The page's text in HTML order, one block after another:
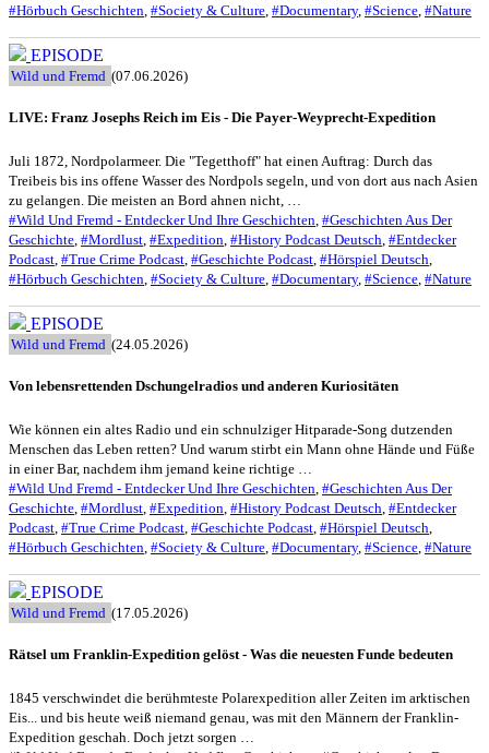
#Hörbuch Geschichten #Society & Culture #Documentary, #Science #Nature
EPISODE
Wild und Fremd (07.06.2026)
LIVE: Franz Josephs Reich im Eis - Die Payer-Weyprecht-Expedition
Juli 1872, Nordpolarmeer. Die "Tegetthoff" hat einen Auftrag: Durch das
Treibeis bis ins offene Wasser des Nordpols segeln, und von dort aus nach Asien
zu gelangen. Die meisten an Bord ahnen nicht, …
#Wild Und Fremd - Entdecker Und Ihre Geschichten, #Geschichten Aus Der
Geschichte, #Mordlust, #Expedition, #History Podcast Deutsch, #Entdecker
Podcast, #True Crime Podcast, #Geschichte Podcast, #Hörspiel Deutsch,
#Hörbuch Geschichten, #Society & Culture, #Documentary, #Science, #Nature
EPISODE
Wild und Fremd (24.05.2026)
Von lebensrettenden Dschungelradios und anderen Kuriositäten
Wie können ein altes Radio und ein schnulziger Hitparade-Song dutzenden
Menschen das Leben retten? Und warum stirbt ein Mann ohne Hände und Füße
in einer Bar, nachdem ihm jemand keine richtige …
#Wild Und Fremd - Entdecker Und Ihre Geschichten, #Geschichten Aus Der
Geschichte, #Mordlust, #Expedition, #History Podcast Deutsch, #Entdecker
Podcast, #True Crime Podcast, #Geschichte Podcast, #Hörspiel Deutsch,
#Hörbuch Geschichten, #Society & Culture, #Documentary, #Science, #Nature
EPISODE
Wild und Fremd (17.05.2026)
Rätsel um Franklin-Expedition gelöst - Was die neuesten Funde bedeuten
1845 verschwindet die berühmteste Polarexpedition aller Zeiten im arktischen
Eis... und bis heute weiß niemand genau, was mit den Männern der Franklin-
Expedition geschah. Doch jetzt sorgen …